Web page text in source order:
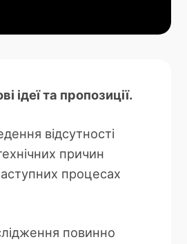
ідеї та пропозиції.
відсутності
причин
процесах
повинно